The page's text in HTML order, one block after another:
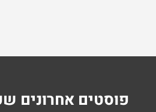
פוסטים אחרונים